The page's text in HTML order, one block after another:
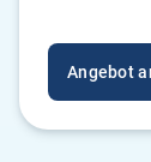
Angebot